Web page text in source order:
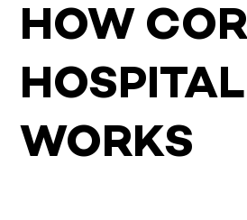
HOW
HOSPITAL
WORKS